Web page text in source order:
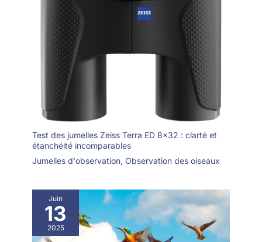
Test des jumelles Zeiss Terra ED 8×32 : clarté et
étanchéité incomparables
Jumelles d'observation, Observation des oiseaux
Juin
13
2025